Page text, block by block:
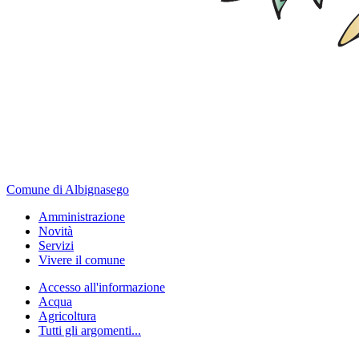
Comune di Albignasego
Amministrazione
Novità
Servizi
Vivere il comune
Accesso all'informazione
Acqua
Agricoltura
Tutti gli argomenti...